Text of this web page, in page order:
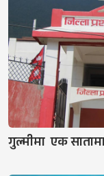
गुल्मीमा एक